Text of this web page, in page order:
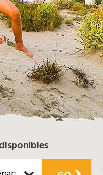
votre compte
disponibles